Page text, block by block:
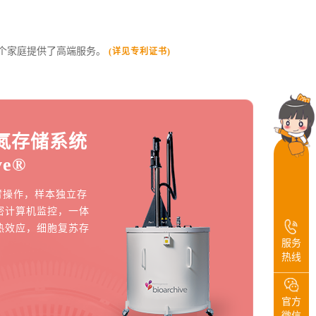
家庭提供了高端服务。 (详见专利证书)
存储系统
作，样本独立存
计算机监控，一体
效应，细胞复苏存
服务
热线
官方